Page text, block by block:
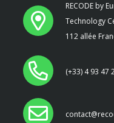
RECODE by
Technology
112 allée
(+33) 4 93 47